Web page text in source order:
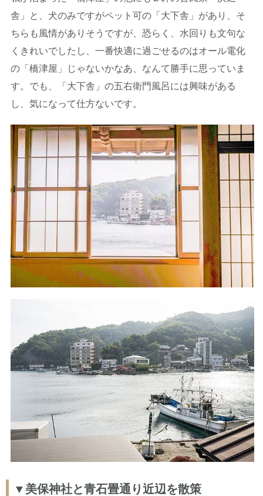
舎」と、犬のみですがペット可の「大下舎」があり、そ
ちらも風情がありそうですが、恐らく、水回りも文句な
くきれいでしたし、一番快適に過ごせるのはオール電化
の「橋津屋」じゃないかなあ、なんて勝手に思っていま
す。でも、「大下舎」の五右衛門風呂には興味がある
し、気になって仕方ないです。
▼美保神社と青石畳通り近辺を散策